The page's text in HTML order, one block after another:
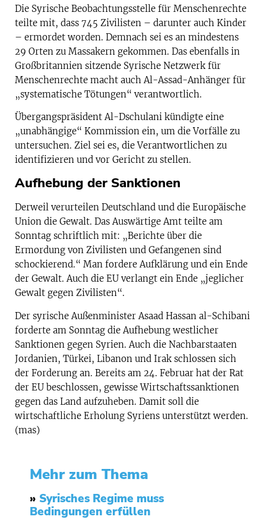
Die Syrische Beobachtungsstelle für Menschenrechte
teilte mit, dass 745 Zivilisten – darunter auch Kinder
– ermordet worden. Demnach sei es an mindestens
29 Orten zu Massakern gekommen. Das ebenfalls in
Großbritannien sitzende Syrische Netzwerk für
Menschenrechte macht auch Al-Assad-Anhänger für
„systematische Tötungen“ verantwortlich.
Übergangspräsident Al-Dschulani kündigte eine
„unabhängige“ Kommission ein, um die Vorfälle zu
untersuchen. Ziel sei es, die Verantwortlichen zu
identifizieren und vor Gericht zu stellen.
Aufhebung der Sanktionen
Derweil verurteilen Deutschland und die Europäische
Union die Gewalt. Das Auswärtige Amt teilte am
Sonntag schriftlich mit: „Berichte über die
Ermordung von Zivilisten und Gefangenen sind
schockierend.“ Man fordere Aufklärung und ein Ende
der Gewalt. Auch die EU verlangt ein Ende „jeglicher
Gewalt gegen Zivilisten“.
Der syrische Außenminister Asaad Hassan al-Schibani
forderte am Sonntag die Aufhebung westlicher
Sanktionen gegen Syrien. Auch die Nachbarstaaten
Jordanien, Türkei, Libanon und Irak schlossen sich
der Forderung an. Bereits am 24. Februar hat der Rat
der EU beschlossen, gewisse Wirtschaftssanktionen
gegen das Land aufzuheben. Damit soll die
wirtschaftliche Erholung Syriens unterstützt werden.
(mas)
Mehr zum Thema
» Syrisches Regime muss
Bedingungen erfüllen